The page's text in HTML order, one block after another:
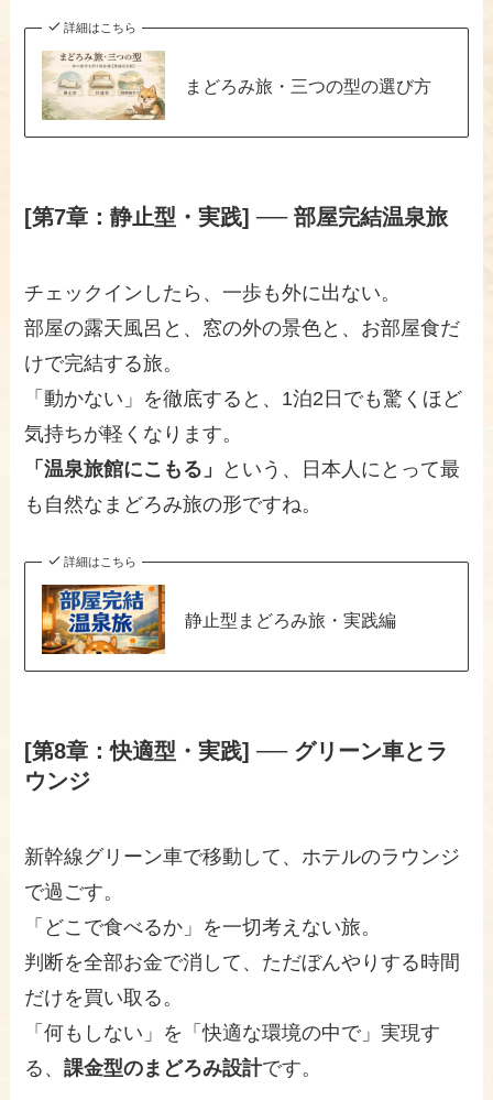
詳細はこちら
まどろみ旅・三つの型の選び方
[第7章：静止型・実践] ── 部屋完結温泉旅
チェックインしたら、一歩も外に出ない。
部屋の露天風呂と、窓の外の景色と、お部屋食だ
けで完結する旅。
「動かない」を徹底すると、1泊2日でも驚くほど
気持ちが軽くなります。
「温泉旅館にこもる」
という、日本人にとって最
も自然なまどろみ旅の形ですね。
詳細はこちら
静止型まどろみ旅・実践編
[第8章：快適型・実践] ── グリーン車とラ
ウンジ
新幹線グリーン車で移動して、ホテルのラウンジ
で過ごす。
「どこで食べるか」を一切考えない旅。
判断を全部お金で消して、ただぼんやりする時間
だけを買い取る。
「何もしない」を「快適な環境の中で」実現す
る、課金型のまどろみ設計です。